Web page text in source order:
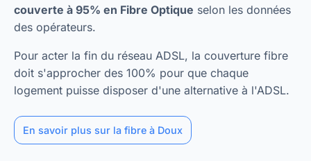
couverte à 95% en Fibre Optique selon les données
des opérateurs.
Pour acter la fin du réseau ADSL, la couverture fibre
doit s'approcher des 100% pour que chaque
logement puisse disposer d'une alternative à l'ADSL.
En savoir plus sur la fibre à Doux